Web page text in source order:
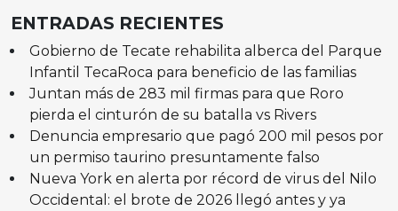
ENTRADAS RECIENTES
Gobierno de Tecate rehabilita alberca del Parque
Infantil TecaRoca para beneficio de las familias
Juntan más de 283 mil firmas para que Roro
pierda el cinturón de su batalla vs Rivers
Denuncia empresario que pagó 200 mil pesos por
un permiso taurino presuntamente falso
Nueva York en alerta por récord de virus del Nilo
Occidental: el brote de 2026 llegó antes y ya